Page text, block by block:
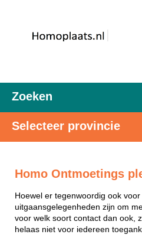
Zoeken
Selecteer provincie
Homo Ontmoetings
Hoewel er tegenwoordig ook
uitgaansgelegenheden zijn om
voor welk soort contact dan ook,
helaas niet voor iedereen